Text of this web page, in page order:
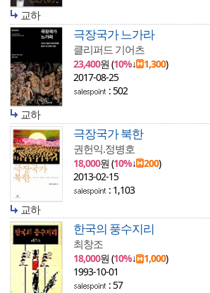
교하
극장국가 느가라
클리퍼드 기어츠
23,400원 (10%↓ 1,300)
2017-08-25
: 502
교하
극장국가 북한
권헌익.정병호
18,000원 (10%↓ 200)
2013-02-15
: 1,103
교하
한국의 풍수지리
최창조
18,000원 (10%↓ 1,000)
1993-10-01
: 57